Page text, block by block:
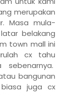
merupakan
Masa mula-
belakang
town mall ini
cx tahu
bangunan
juga cx